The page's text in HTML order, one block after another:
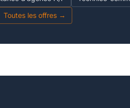
Toutes les offres →